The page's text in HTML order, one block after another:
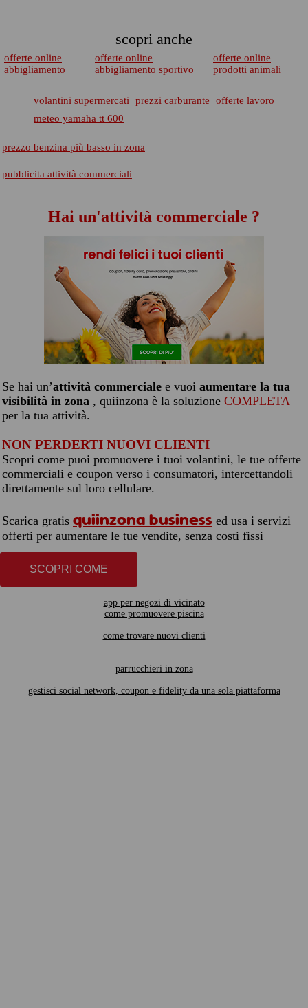
scopri anche
offerte online
abbigliamento
offerte online
abbigliamento sportivo
offerte online
prodotti animali
volantini supermercati prezzi carburante
offerte lavoro
meteo yamaha tt 600
prezzo benzina più basso in zona
pubblicita attività commerciali
Hai un'attività commerciale ?
Se hai un’attività commerciale e vuoi aumentare la tua
visibilità in zona , quiinzona è la soluzione COMPLETA
per la tua attività.
NON PERDERTI NUOVI CLIENTI
Scopri come puoi promuovere i tuoi volantini, le tue offerte
commerciali e coupon verso i consumatori, intercettandoli
direttamente sul loro cellulare.
Scarica gratis quiinzona business ed usa i servizi
offerti per aumentare le tue vendite, senza costi fissi
SCOPRI COME
app per negozi di vicinato
come promuovere piscina
come trovare nuovi clienti
parrucchieri in zona
gestisci social network, coupon e fidelity da una sola piattaforma